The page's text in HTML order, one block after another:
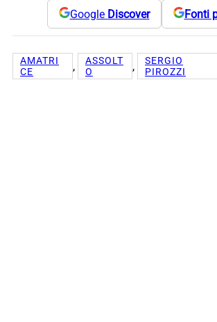
Google Discover Fonti
AMATRI
CE
,
ASSOLT
O
,
SERGIO
PIROZZI